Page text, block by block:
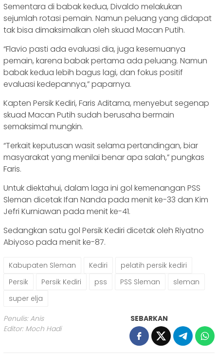
Sementara di babak kedua, Divaldo melakukan
sejumlah rotasi pemain. Namun peluang yang didapat
tak bisa dimaksimalkan oleh skuad Macan Putih.
“Flavio pasti ada evaluasi dia, juga kesemuanya
pemain, karena babak pertama ada peluang. Namun
babak kedua lebih bagus lagi, dan fokus positif
evaluasi kedepannya,” paparnya.
Kapten Persik Kediri, Faris Aditama, menyebut segenap
skuad Macan Putih sudah berusaha bermain
semaksimal mungkin.
“Terkait keputusan wasit selama pertandingan, biar
masyarakat yang menilai benar apa salah,” pungkas
Faris.
Untuk diektahui, dalam laga ini gol kemenangan PSS
Sleman dicetak Ifan Nanda pada menit ke-33 dan Kim
Jefri Kurniawan pada menit ke-41.
Sedangkan satu gol Persik Kediri dicetak oleh Riyatno
Abiyoso pada menit ke-87.
Kabupaten Sleman Kediri
pelatih persik kediri
Persik
Persik Kediri pss PSS Sleman
sleman
super elja
Penulis: Anis
Editor: Moch Hadi
SEBARKAN